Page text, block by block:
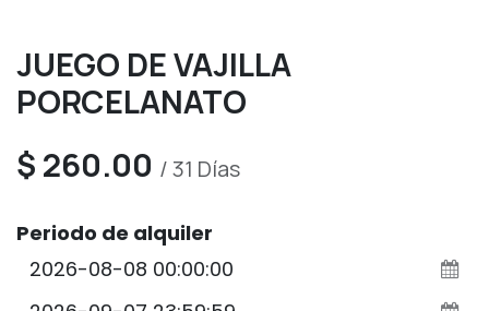
JUEGO DE VAJILLA
PORCELANATO
$ 260.00 /31 Días
Periodo de alquiler